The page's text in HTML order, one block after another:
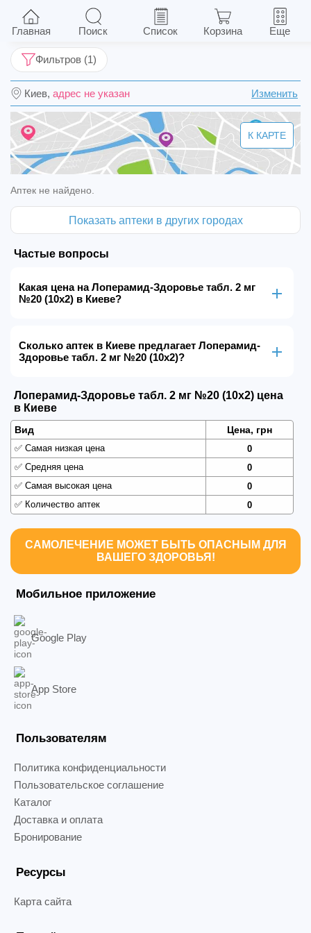
Лоперамид-Здоровье табл. 2 мг №20 (10х2)
Киев, адрес не указан Изменить
Фильтров (1)
К КАРТЕ
Аптек не найдено.
Показать аптеки в других городах
Частые вопросы
Какая цена на Лоперамид-Здоровье табл. 2 мг
№20 (10х2) в Киеве?
Сколько аптек в Киеве предлагает Лоперамид-
Здоровье табл. 2 мг №20 (10х2)?
Лоперамид-Здоровье табл. 2 мг №20 (10х2) цена
в Киеве
Вид Цена, грн
✅ Самая низкая цена
0
✅ Средняя цена
0
✅ Самая высокая цена
0
✅ Количество аптек 0
САМОЛЕЧЕНИЕ МОЖЕТ БЫТЬ ОПАСНЫМ ДЛЯ
ВАШЕГО ЗДОРОВЬЯ!
Мобильное приложение
Google Play
App Store
Пользователям
Политика конфиденциальности
Пользовательское соглашение
Каталог
Доставка и оплата
Бронирование
Ресурсы
Карта сайта
Главная Поиск Список Корзина Еще